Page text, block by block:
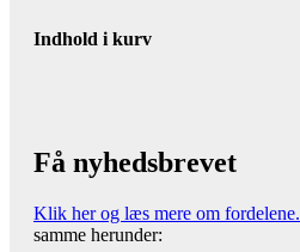
Indhold i kurv
Få nyhedsbrevet
Klik her og læs mere om fordelene.
samme herunder: